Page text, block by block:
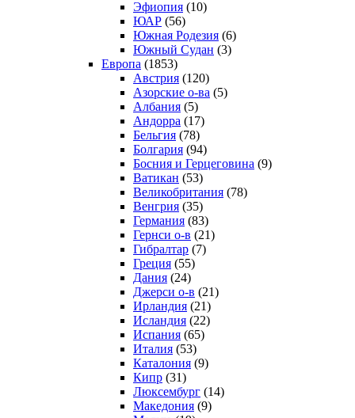
Эфиопия (10)
ЮАР (56)
Южная Родезия (6)
Южный Судан (3)
Европа (1853)
Австрия (120)
Азорские о-ва (5)
Албания (5)
Андорра (17)
Бельгия (78)
Болгария (94)
Босния и Герцеговина (9)
Ватикан (53)
Великобритания (78)
Венгрия (35)
Германия (83)
Гернси о-в (21)
Гибралтар (7)
Греция (55)
Дания (24)
Джерси о-в (21)
Ирландия (21)
Исландия (22)
Испания (65)
Италия (53)
Каталония (9)
Кипр (31)
Люксембург (14)
Македония (9)